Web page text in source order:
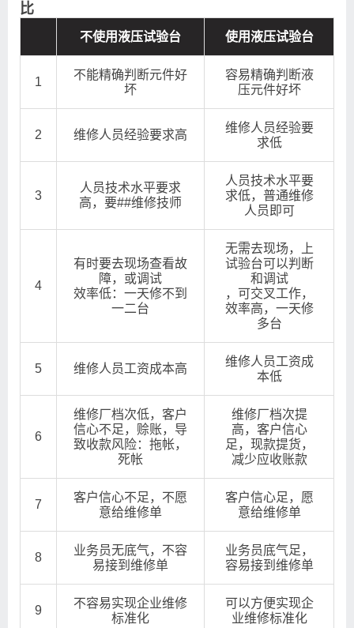
比
不使用液压试验台 使用液压试验台
1
不能精确判断元件好
坏
容易精确判断液
压元件好坏
2 维修人员经验要求高
维修人员经验要
求低
3
人员技术水平要求
高，要##维修技师
人员技术水平要
求低，普通维修
人员即可
4
有时要去现场查看故
障，或调试
效率低：一天修不到
一二台
无需去现场，上
试验台可以判断
和调试
，可交叉工作，
效率高，一天修
多台
5 维修人员工资成本高
维修人员工资成
本低
6
维修厂档次低，客户
信心不足，赊账，导
致收款风险：拖帐，
死帐
维修厂档次提
高，客户信心
足，现款提货，
减少应收账款
7
客户信心不足，不愿
意给维修单
客户信心足，愿
意给维修单
8
业务员无底气，不容
易接到维修单
业务员底气足，
容易接到维修单
9
不容易实现企业维修
标准化
可以方便实现企
业维修标准化